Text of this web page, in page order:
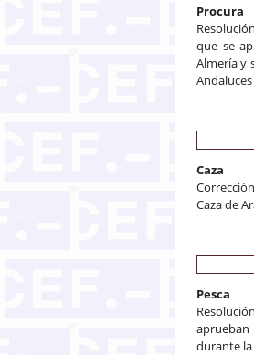
Procura
que se
Almería y
Caza
Caza de
Pesca
aprueban
durante la